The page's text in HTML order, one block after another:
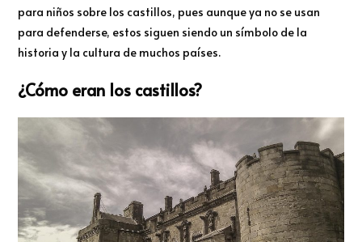
para niños sobre los castillos, pues aunque ya no se usan
para defenderse, estos siguen siendo un símbolo de la
historia y la cultura de muchos países.
¿Cómo eran los castillos?